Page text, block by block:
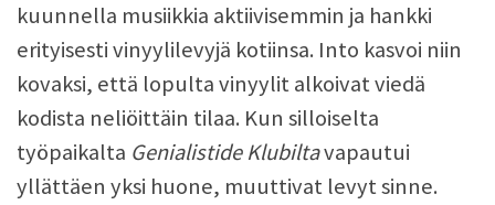
kuunnella musiikkia aktiivisemmin ja hankki
erityisesti vinyylilevyjä kotiinsa. Into kasvoi niin
kovaksi, että lopulta vinyylit alkoivat viedä
kodista neliöittäin tilaa. Kun silloiselta
työpaikalta Genialistide Klubiltavapautui
yllättäen yksi huone, muuttivat levyt sinne.